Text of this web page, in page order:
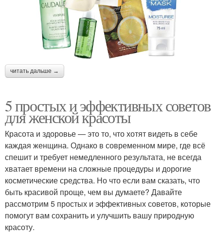
читать дальше →
5 простых и эффективных советов
для женской красоты
Красота и здоровье — это то, что хотят видеть в себе
каждая женщина. Однако в современном мире, где всё
спешит и требует немедленного результата, не всегда
хватает времени на сложные процедуры и дорогие
косметические средства. Но что если вам сказать, что
быть красивой проще, чем вы думаете? Давайте
рассмотрим 5 простых и эффективных советов, которые
помогут вам сохранить и улучшить вашу природную
красоту.